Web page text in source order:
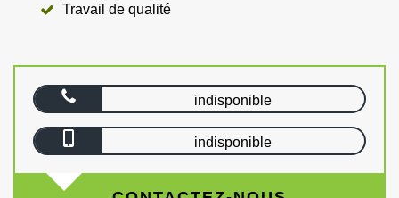
Travail de qualité
indisponible
indisponible